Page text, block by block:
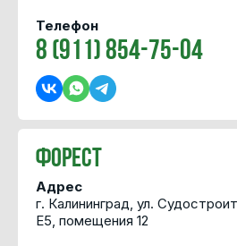
Телефон
8 (911) 854-75-04
Форест
Адрес
г. Калининград, ул.
Е5, помещения 12